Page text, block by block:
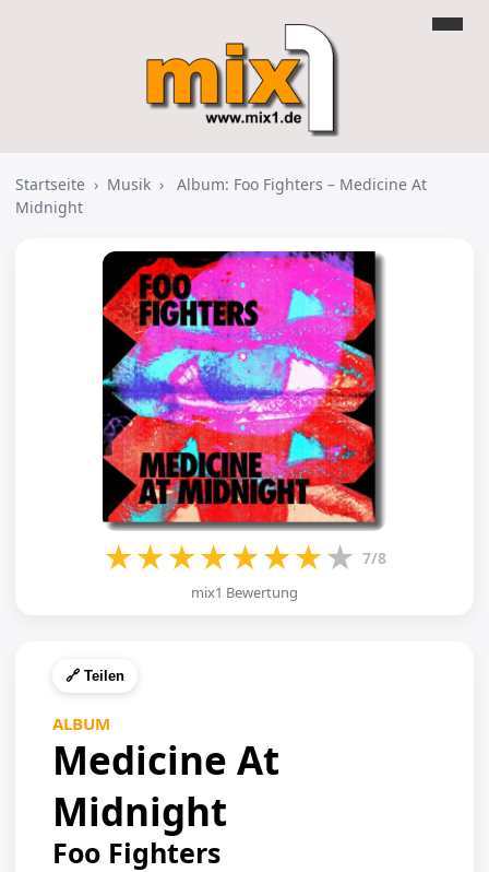
Startseite › Musik ›
Album: Foo Fighters – Medicine At
Midnight
★★★★★★★★ 7/8
mix1 Bewertung
🔗 Teilen
ALBUM
Medicine At
Midnight
Foo Fighters